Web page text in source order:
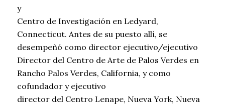
y
Centro de Investigación en Ledyard,
Connecticut. Antes de su puesto allí, se
desempeñó como director ejecutivo/ejecutivo
Director del Centro de Arte de Palos Verdes en
Rancho Palos Verdes, California, y como
cofundador y ejecutivo
director del Centro Lenape, Nueva York, Nueva